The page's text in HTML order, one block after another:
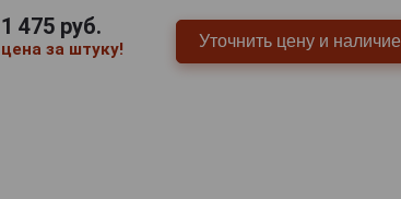
1 475руб.
цена за штуку! Уточнить цену и наличие